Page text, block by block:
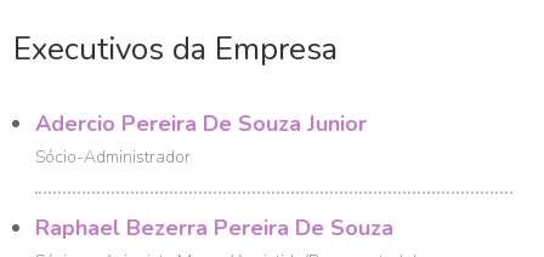
Executivos da Empresa
Adercio Pereira De Souza Junior
Sócio-Administrador
Raphael Bezerra Pereira De Souza